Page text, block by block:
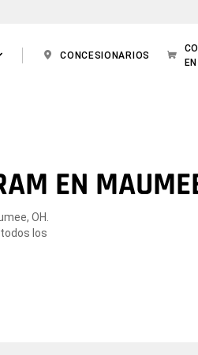
CONCESIONARIOS
EN
OH.
los